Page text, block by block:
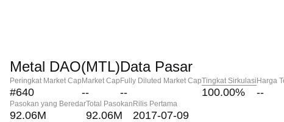
Metal DAO(MTL)Data Pasar
Peringkat Market Cap
#640
Market Cap
--
Fully Diluted Market Cap
--
Tingkat Sirkulasi
100.00%
Harga
--
Pasokan yang Beredar
92.06M
Total Pasokan
92.06M
Rilis Pertama
2017-07-09